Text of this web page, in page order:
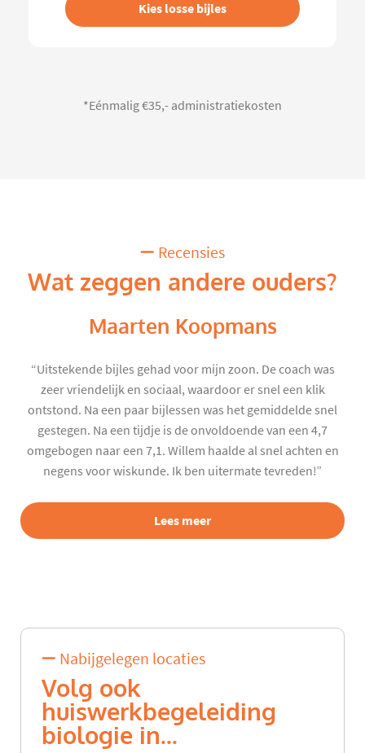
Kies losse bijles
*Eénmalig €35,- administratiekosten
Recensies
Wat zeggen andere ouders?
Maarten Koopmans
“Uitstekende bijles gehad voor mijn zoon. De coach was
zeer vriendelijk en sociaal, waardoor er snel een klik
ontstond. Na een paar bijlessen was het gemiddelde snel
gestegen. Na een tijdje is de onvoldoende van een 4,7
omgebogen naar een 7,1. Willem haalde al snel achten en
negens voor wiskunde. Ik ben uitermate tevreden!”
Lees meer
Nabijgelegen locaties
Volg ook
huiswerkbegeleiding
biologie in...